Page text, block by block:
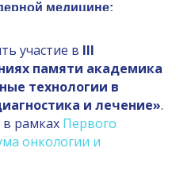
медицине:
года в Москве в
участие в III
памяти академика
технологии в
и лечение».
рамках Первого
онкологии и